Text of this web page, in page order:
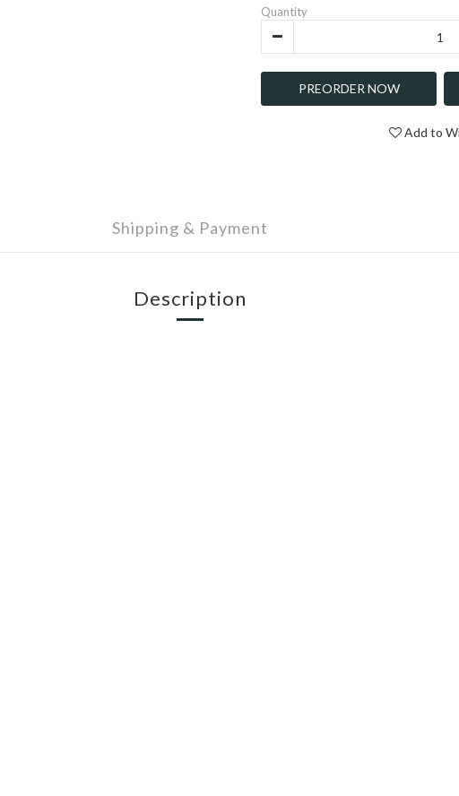
Quantity
PREORDER NOW
Add to
Shipping & Payment
Description